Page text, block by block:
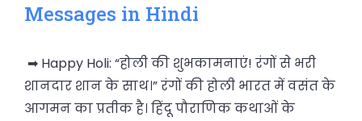
Messages in Hindi
➡ Happy Holi: “होली की शुभकामनाएं! रंगों से भरी
शानदार शान के साथ।” रंगों की होली भारत में वसंत के
आगमन का प्रतीक है। हिंदू पौराणिक कथाओं के